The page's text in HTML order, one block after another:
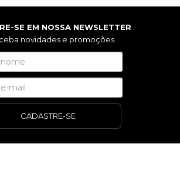
SE EM NOSSA NEWSLETTER
novidades e promoções
CADASTRE-SE